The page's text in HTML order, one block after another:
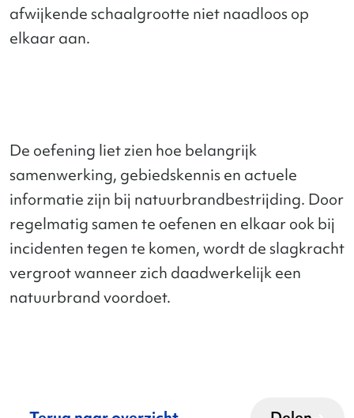
afwijkende schaalgrootte niet naadloos op
elkaar aan.
De oefening liet zien hoe belangrijk
samenwerking, gebiedskennis en actuele
informatie zijn bij natuurbrandbestrijding. Door
regelmatig samen te oefenen en elkaar ook bij
incidenten tegen te komen, wordt de slagkracht
vergroot wanneer zich daadwerkelijk een
natuurbrand voordoet.